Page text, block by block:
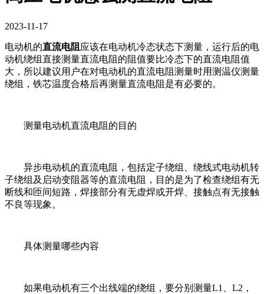
2023-11-17
电动机的直流电阻 应该在电动机冷态状态下测量，运行后的电
动机绕组直接测量直流电阻的阻值要比冷态下的直流电阻值
大，所以建议用户在对电动机的直流电阻测量时用测温仪测量
绕组，铁芯温度合格后再测量直流电阻是有必要的。
测量电动机直流电阻的目的
异步电动机的直流电阻，包括定子绕组、绕线式电动机转
子绕组及启动变阻器等的直流电阻，目的是为了检查绕组有无
断线和匝间短路，焊接部分有无虚焊或开焊、接触点有无接触
不良等现象。
具体测量哪些内容
如果电动机有三个出线端的绕组，要分别测量L1、L2，